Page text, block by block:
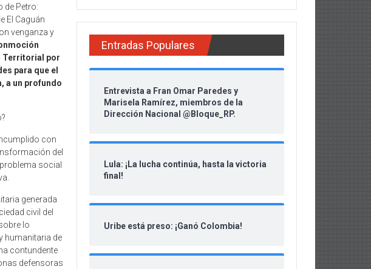
de Petro:
El Caguán
venganza y
Territorial por
para que el
a un profundo
con
del
social
generada
civil del
lo
humanitaria de
contundente
defensoras
Entradas Populares
Entrevista a Fran Omar Paredes y
Marisela Ramírez, miembros de la
Dirección Nacional @Bloque_RP.
Lula: ¡La lucha continúa, hasta la victoria
final!
Uribe está preso: ¡Ganó Colombia!